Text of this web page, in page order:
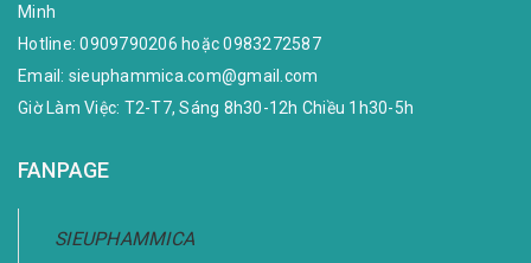
Minh
Hotline:0909790206 hoặc0983272587
Email: sieuphammica.com@gmail.com
Giờ Làm Việc: T2-T7, Sáng 8h30-12h Chiều 1h30-5h
FANPAGE
SIEUPHAMMICA